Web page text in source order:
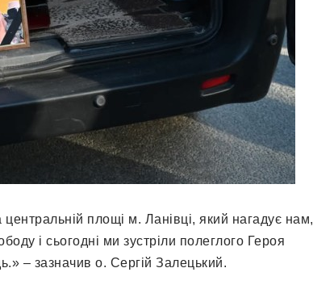
центральній площі м. Ланівці, який нагадує нам,
і сьогодні ми зустріли полеглого Героя
– зазначив о. Сергій Залецький.